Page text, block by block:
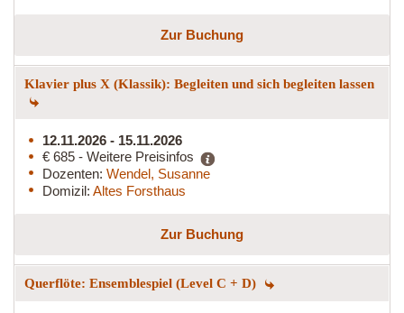
Zur Buchung
Klavier plus X (Klassik): Begleiten und sich begleiten lassen
12.11.2026 - 15.11.2026
€ 685 - Weitere Preisinfos
Dozenten: Wendel, Susanne
Domizil: Altes Forsthaus
Zur Buchung
Querflöte: Ensemblespiel (Level C + D)